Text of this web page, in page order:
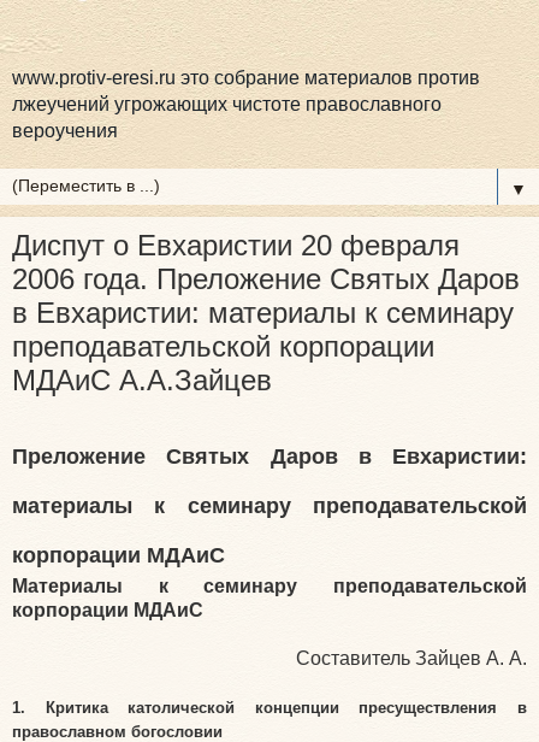
www.protiv-eresi.ru это собрание материалов против
лжеучений угрожающих чистоте православного
вероучения
▼
Диспут о Евхаристии 20 февраля
2006 года. Преложение Святых Даров
в Евхаристии: материалы к семинару
преподавательской корпорации
МДАиС А.А.Зайцев
Преложение Святых Даров в Евхаристии:
материалы к семинару преподавательской
корпорации МДАиС
Материалы к семинару преподавательской
корпорации МДАиС
Составитель Зайцев А. А.
1. Критика католической концепции пресуществления в
православном богословии